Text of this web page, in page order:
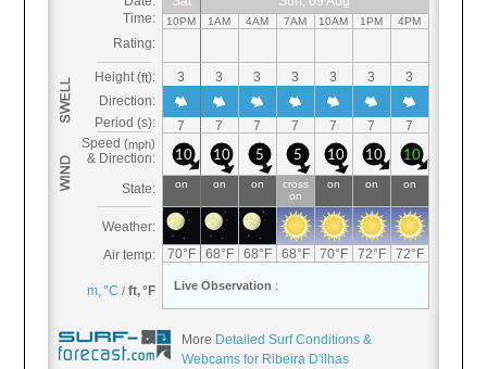
More Detailed Surf Conditions &
Webcams for Ribeira D'ilhas